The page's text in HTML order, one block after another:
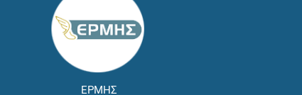
ΕΡΜΗΣ